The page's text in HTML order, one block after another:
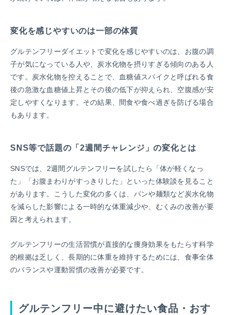
変化を感じやすいのは一部の体質
グルテンフリーダイエットで変化を感じやすいのは、お腹の調
子が気になっている人や、炭水化物を摂りすぎる傾向のある人
です。炭水化物を控えることで、血糖値スパイクと呼ばれる食
後の急激な血糖値上昇とその後の低下が抑えられ、空腹感が安
定しやすくなります。その結果、間食や食べ過ぎを防げる場合
もあります。
SNS等で話題の「2週間チャレンジ」の変化とは
SNSでは、2週間グルテンフリーを試したら「体が軽くなっ
た」「お腹まわりがすっきりした」といった体験談を見ること
があります。こうした変化の多くは、パンや麺類など炭水化物
を減らした影響による一時的な体重減少や、むくみの改善が要
因と考えられます。
グルテンフリーの生活習慣が直接的な痩身効果をもたらす科学
的根拠は乏しく、長期的に体重を維持するためには、食事全体
のバランスや運動習慣の改善が必要です。
グルテンフリー中に避けたい食品・おす